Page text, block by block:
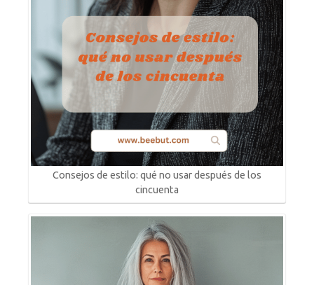
Consejos de estilo: qué no usar después de los
cincuenta